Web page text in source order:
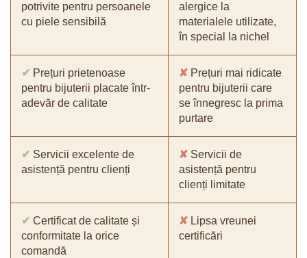
potrivite pentru persoanele
cu piele sensibilă
alergice la
materialele utilizate,
în special la nichel
✔ Prețuri prietenoase
pentru bijuterii placate într-
adevăr de calitate
✘ Prețuri mai ridicate
pentru bijuterii care
se înnegresc la prima
purtare
✔ Servicii excelente de
asistență pentru clienți
✘ Servicii de
asistență pentru
clienți limitate
✔ Certificat de calitate și
conformitate la orice
comandă
✘ Lipsa vreunei
certificări